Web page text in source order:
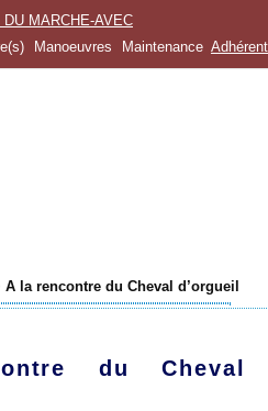
DU MARCHE-AVEC
Manoeuvres Maintenance
A la rencontre du Cheval d’orgueil
du Cheval